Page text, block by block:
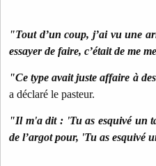
"Tout d’un coup, j’ai vu une
essayer de faire, c’était de me
"Ce type avait juste affaire à
a déclaré le pasteur.
"Il m'a dit : 'Tu as esquivé un
de l’argot pour, 'Tu as esquivé